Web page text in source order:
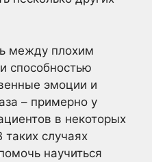
между плохим
способностью
эмоции и
– примерно у
в некоторых
случаях
научиться